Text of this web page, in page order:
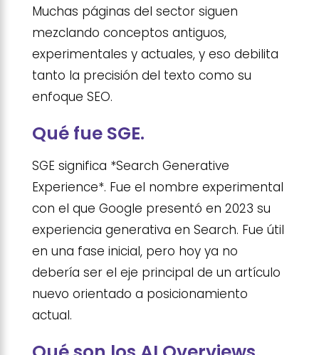
Muchas páginas del sector siguen
mezclando conceptos antiguos,
experimentales y actuales, y eso debilita
tanto la precisión del texto como su
enfoque SEO.
Qué fue SGE.
SGE significa *Search Generative
Experience*. Fue el nombre experimental
con el que Google presentó en 2023 su
experiencia generativa en Search. Fue útil
en una fase inicial, pero hoy ya no
debería ser el eje principal de un artículo
nuevo orientado a posicionamiento
actual.